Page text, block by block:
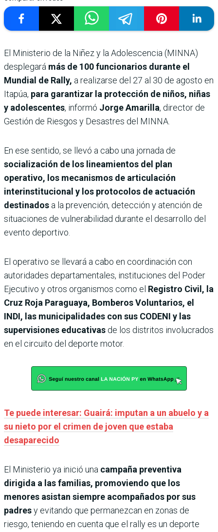
El Ministerio de la Niñez y la Adolescencia (MINNA)
desplegará más de 100 funcionarios durante el
Mundial de Rally, a realizarse del 27 al 30 de agosto en
Itapúa, para garantizar la protección de niños, niñas
y adolescentes, informó Jorge Amarilla, director de
Gestión de Riesgos y Desastres del MINNA.
En ese sentido, se llevó a cabo una jornada de
socialización de los lineamientos del plan
operativo, los mecanismos de articulación
interinstitucional y los protocolos de actuación
destinados a la prevención, detección y atención de
situaciones de vulnerabilidad durante el desarrollo del
evento deportivo.
El operativo se llevará a cabo en coordinación con
autoridades departamentales, instituciones del Poder
Ejecutivo y otros organismos como el Registro Civil, la
Cruz Roja Paraguaya, Bomberos Voluntarios, el
INDI, las municipalidades con sus CODENI y las
supervisiones educativas de los distritos involucrados
en el circuito del deporte motor.
Te puede interesar: Guairá: imputan a un abuelo y a
su nieto por el crimen de joven que estaba
desaparecido
El Ministerio ya inició una campaña preventiva
dirigida a las familias, promoviendo que los
menores asistan siempre acompañados por sus
padresy evitando que permanezcan en zonas de
riesgo, teniendo en cuenta que el rally es un deporte